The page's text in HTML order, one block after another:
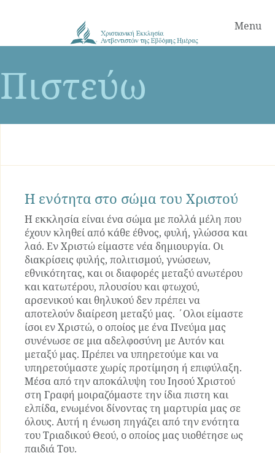
Menu
Πιστεύω
Η ενότητα στο σώμα του Χριστού
Η εκκλησία είναι ένα σώμα με πολλά μέλη που
έχουν κληθεί από κάθε έθνος, φυλή, γλώσσα και
λαό. Εν Χριστώ είμαστε νέα δημιουργία. Οι
διακρίσεις φυλής, πολιτισμού, γνώσεων,
εθνικότητας, και οι διαφορές μεταξύ ανωτέρου
και κατωτέρου, πλουσίου και φτωχού,
αρσενικού και θηλυκού δεν πρέπει να
αποτελούν διαίρεση μεταξύ μας. ΄Ολοι είμαστε
ίσοι εν Χριστώ, ο οποίος με ένα Πνεύμα μας
συνένωσε σε μια αδελφοσύνη με Αυτόν και
μεταξύ μας. Πρέπει να υπηρετούμε και να
υπηρετούμαστε χωρίς προτίμηση ή επιφύλαξη.
Μέσα από την αποκάλυψη του Ιησού Χριστού
στη Γραφή μοιραζόμαστε την ίδια πιστη και
ελπίδα, ενωμένοι δίνοντας τη μαρτυρία μας σε
όλους. Αυτή η ένωση πηγάζει από την ενότητα
του Τριαδικού Θεού, ο οποίος μας υιοθέτησε ως
παιδιά Του.